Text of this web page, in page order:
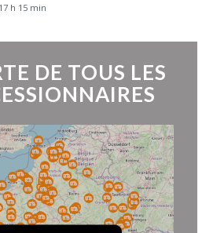
h 15 min
DE TOUS LES